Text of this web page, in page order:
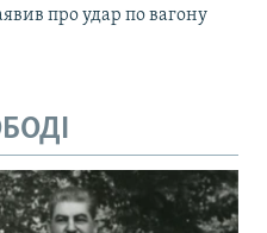
про удар по вагону